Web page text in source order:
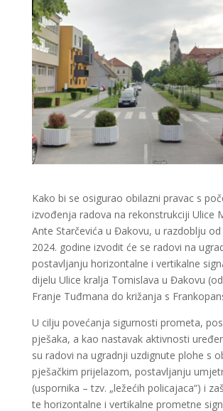
Kako bi se osigurao obilazni pravac s
izvođenja radova na rekonstrukciji Ulice
Ante Starčevića u Đakovu, u razdoblju
2024. godine izvodit će se radovi na
postavljanju horizontalne i vertikalne
dijelu Ulice kralja Tomislava u Đakovu
Franje Tuđmana do križanja s
U cilju povećanja sigurnosti prometa,
pješaka, a kao nastavak aktivnosti
su radovi na ugradnji uzdignute plohe s
pješačkim prijelazom, postavljanju
(uspornika – tzv. „ležećih policajaca“) i
te horizontalne i vertikalne prometne